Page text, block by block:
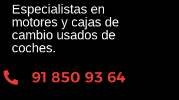
Especialistas en
motores y cajas de
cambio usados de
coches.
91 850 93 64